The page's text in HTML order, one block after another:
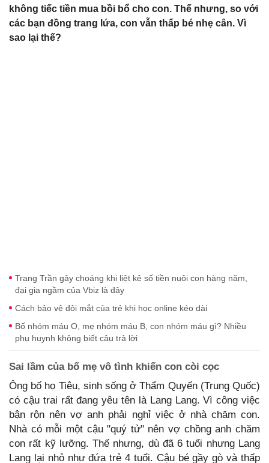
không tiếc tiền mua bồi bổ cho con. Thế nhưng, so với
các bạn đồng trang lứa, con vẫn thấp bé nhẹ cân. Vì
sao lại thế?
Trang Trần gây choáng khi liệt kê số tiền nuôi con hàng năm,
đại gia ngầm của Vbiz là đây
Cách bảo vệ đôi mắt của trẻ khi học online kéo dài
Bố nhóm máu O, mẹ nhóm máu B, con nhóm máu gì? Nhiều
phụ huynh không biết câu trả lời
Sai lầm của bố mẹ vô tình khiến con còi cọc
Ông bố họ Tiêu, sinh sống ở Thẩm Quyến (Trung Quốc)
có cậu trai rất đang yêu tên là Lang Lang. Vì công việc
bận rộn nên vợ anh phải nghỉ việc ở nhà chăm con.
Nhà có mỗi một cậu "quý tử" nên vợ chồng anh chăm
con rất kỹ lưỡng. Thế nhưng, dù đã 6 tuổi nhưng Lang
Lang lại nhỏ như đứa trẻ 4 tuổi. Cậu bé gầy gò và thấp